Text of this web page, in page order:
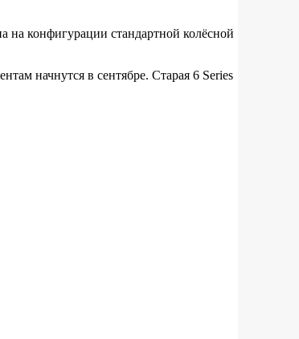
на конфигурации стандартной колёсной
начнутся в сентябре. Старая 6 Series